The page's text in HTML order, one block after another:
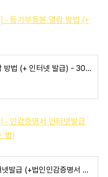
등기부등본 열람 방법 (+
등기부등본 열람 방법 (+ 인터넷 발급) - 30초면 가능!
인감증명서 인터넷발급
법)
인감증명서 인터넷발급 (+법인인감증명서 발급예약하는 법)